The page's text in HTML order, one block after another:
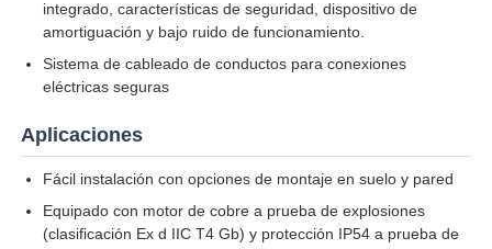
Solicitar una cotización
Iluminación a prueba de explosiones
Luz a prueba de explosiones de la alarma
ventilador a prueba de explosiones
integrado, características de seguridad, dispositivo de
amortiguación y bajo ruido de funcionamiento.
Sistema de cableado de conductos para conexiones
eléctricas seguras
Aplicaciones
Fácil instalación con opciones de montaje en suelo y pared
Equipado con motor de cobre a prueba de explosiones
(clasificación Ex d IIC T4 Gb) y protección IP54 a prueba de